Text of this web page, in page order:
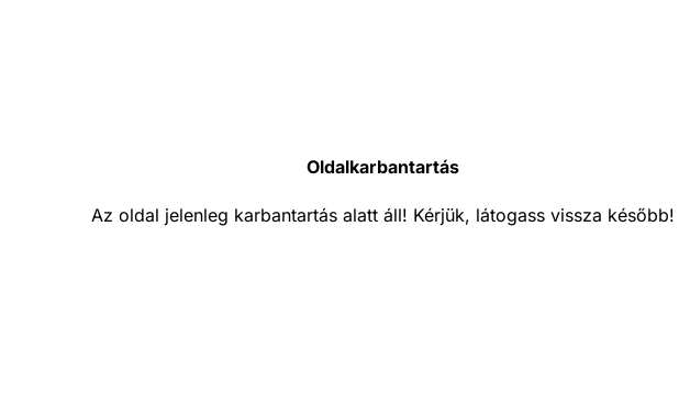
Oldalkarbantartás
Az oldal jelenleg karbantartás alatt áll! Kérjük, látogass vissza később!